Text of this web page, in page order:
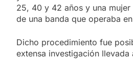
25, 40 y 42 años y una
de una banda que operaba
Dicho procedimiento fue
extensa investigación